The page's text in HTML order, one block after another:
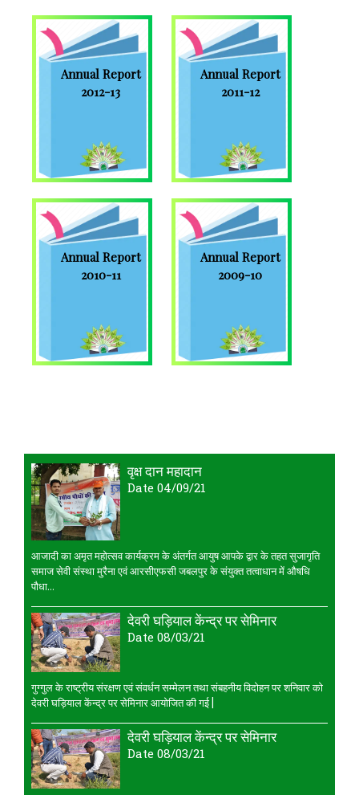
Annual Report
2012-13
Annual Report
2011-12
Annual Report
2010-11
Annual Report
2009-10
वृक्ष दान महादान
Date 04/09/21
आजादी का अमृत महोत्सव कार्यक्रम के अंतर्गत आयुष आपके द्वार के तहत सुजागृति
समाज सेवी संस्था मुरैना एवं आरसीएफसी जबलपुर के संयुक्त तत्वाधान में औषधि
पौधा...
देवरी घड़ियाल केंन्द्र पर सेमिनार
Date 08/03/21
गुग्गुल के राष्ट्रीय संरक्षण एवं संवर्धन सम्मेलन तथा संबहनीय विदोहन पर शनिवार को
देवरी घड़ियाल केंन्द्र पर सेमिनार आयोजित की गई |
देवरी घड़ियाल केंन्द्र पर सेमिनार
Date 08/03/21